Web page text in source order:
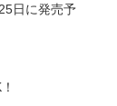
日に発売予